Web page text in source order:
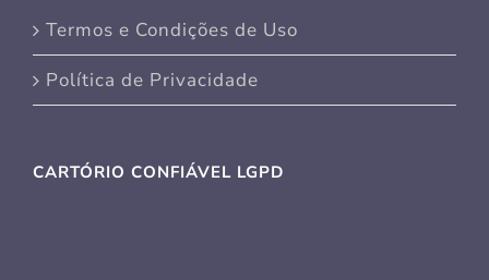
Termos e Condições de Uso
Política de Privacidade
CARTÓRIO CONFIÁVEL LGPD